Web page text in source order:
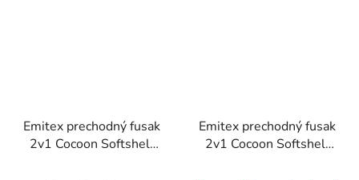
Emitex prechodný fusak
2v1 Cocoon Softshell
Emitex prechodný fusak
2v1 Cocoon Softshell